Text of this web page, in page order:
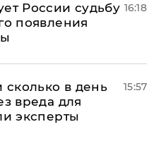
России судьбу
появления
16:18
сколько в день
вреда для
эксперты
15:57